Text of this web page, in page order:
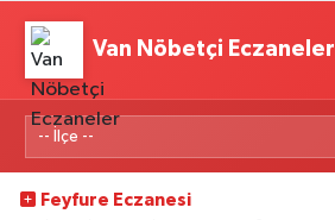
Van Nöbetçi Eczaneler
Feyfure Eczanesi